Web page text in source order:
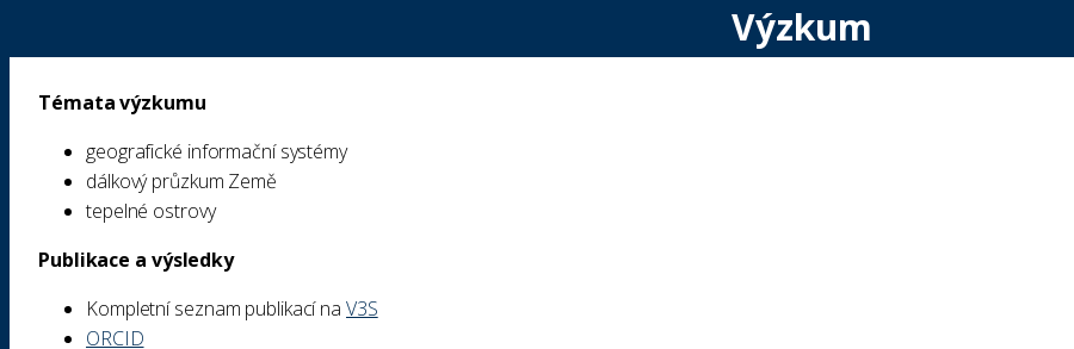
Výzkum
Témata výzkumu
geografické informační systémy
dálkový průzkum Země
tepelné ostrovy
Publikace a výsledky
Kompletní seznam publikací na V3S
ORCID